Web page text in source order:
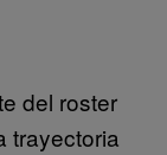
del roster
trayectoria